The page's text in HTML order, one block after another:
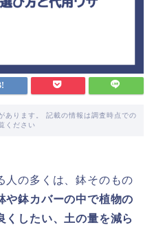
あります。 記載の情報は調査時点での
ください
人の多くは、鉢そのもの
や鉢カバーの中で植物の
くしたい、土の量を減ら